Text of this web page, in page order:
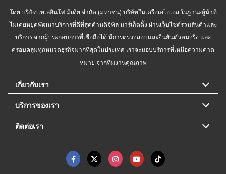
โดย บริษัท เทเลอินโฟ มีเดีย จำกัด (มหาชน) บริษัทในเครือเอไอเอส ในฐานะผู้นำที่
ไม่เคยหยุดพัฒนาบริการที่ดีที่สุดด้านดิจิทัล มาร์เก็ตติ้ง ผ่านเว็บไซต์รวมสินค้าและ
บริการ จากผู้ประกอบการที่เชื่อถือได้ มีการตรวจสอบและยืนยันตัวตนจริง และ
ครอบคลุมทุกหมวดธุรกิจมากที่สุดในประเทศ เราจะมอบบริการที่เหนือความคาด
หมาย จากทีมงานคุณภาพ
เกี่ยวกับเรา
บริการของเรา
ติดต่อเรา